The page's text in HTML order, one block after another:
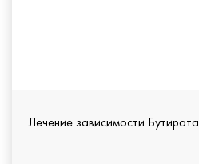
Лечение зависимости Бутирата